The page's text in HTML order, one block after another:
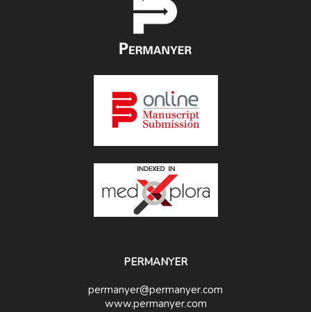
PERMANYER
permanyer@permanyer.com
www.permanyer.com